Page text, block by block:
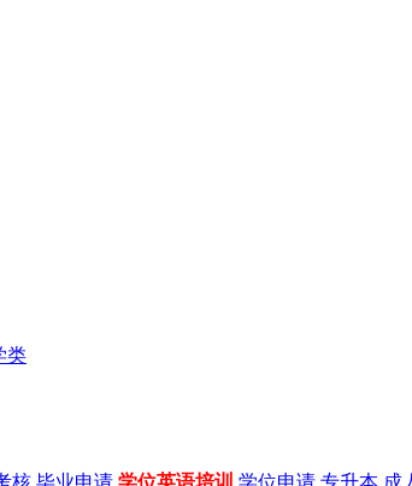
类
核 毕业申请 学位英语培训 学位申请 专升本 成